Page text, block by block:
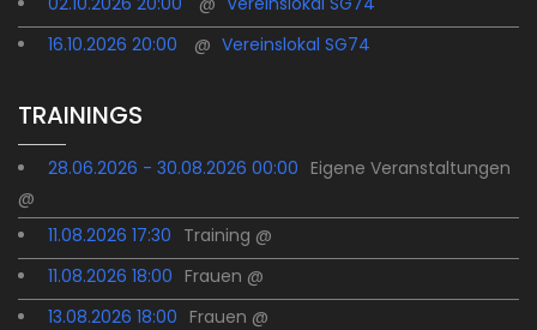
16.10.2026 20:00
@ Vereinslokal SG74
TRAININGS
28.06.2026 - 30.08.2026 00:00 Eigene Veranstaltungen
@
11.08.2026 17:30 Training @
11.08.2026 18:00 Frauen @
13.08.2026 18:00 Frauen @